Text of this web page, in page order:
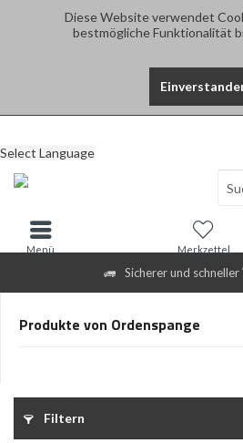
Diese Website verwendet
bestmögliche Funktionalität
Sicherer und schneller
Select Language
Merkzettel
Menü
Produkte von Ordenspange
Filtern